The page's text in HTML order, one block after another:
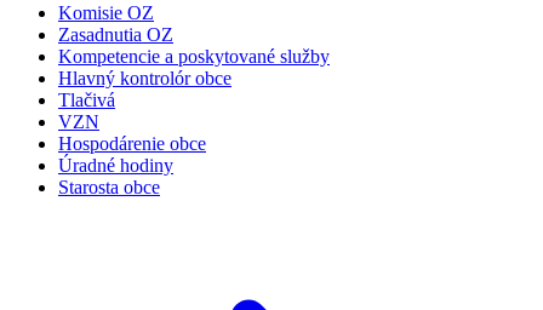
Komisie OZ
Zasadnutia OZ
Kompetencie a poskytované služby
Hlavný kontrolór obce
Tlačivá
VZN
Hospodárenie obce
Úradné hodiny
Starosta obce